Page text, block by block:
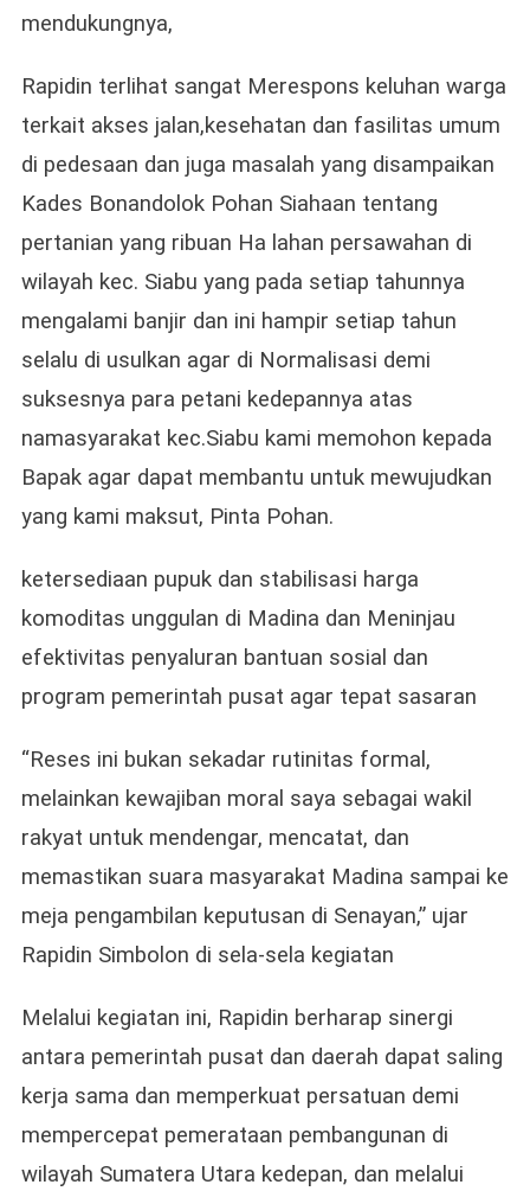
mendukungnya,
Rapidin terlihat sangat Merespons keluhan warga
terkait akses jalan,kesehatan dan fasilitas umum
di pedesaan dan juga masalah yang disampaikan
Kades Bonandolok Pohan Siahaan tentang
pertanian yang ribuan Ha lahan persawahan di
wilayah kec. Siabu yang pada setiap tahunnya
mengalami banjir dan ini hampir setiap tahun
selalu di usulkan agar di Normalisasi demi
suksesnya para petani kedepannya atas
namasyarakat kec.Siabu kami memohon kepada
Bapak agar dapat membantu untuk mewujudkan
yang kami maksut, Pinta Pohan.
ketersediaan pupuk dan stabilisasi harga
komoditas unggulan di Madina dan Meninjau
efektivitas penyaluran bantuan sosial dan
program pemerintah pusat agar tepat sasaran
“Reses ini bukan sekadar rutinitas formal,
melainkan kewajiban moral saya sebagai wakil
rakyat untuk mendengar, mencatat, dan
memastikan suara masyarakat Madina sampai ke
meja pengambilan keputusan di Senayan,” ujar
Rapidin Simbolon di sela-sela kegiatan​
Melalui kegiatan ini, Rapidin berharap sinergi
antara pemerintah pusat dan daerah dapat saling
kerja sama dan memperkuat persatuan demi
mempercepat pemerataan pembangunan di
wilayah Sumatera Utara kedepan, dan melalui